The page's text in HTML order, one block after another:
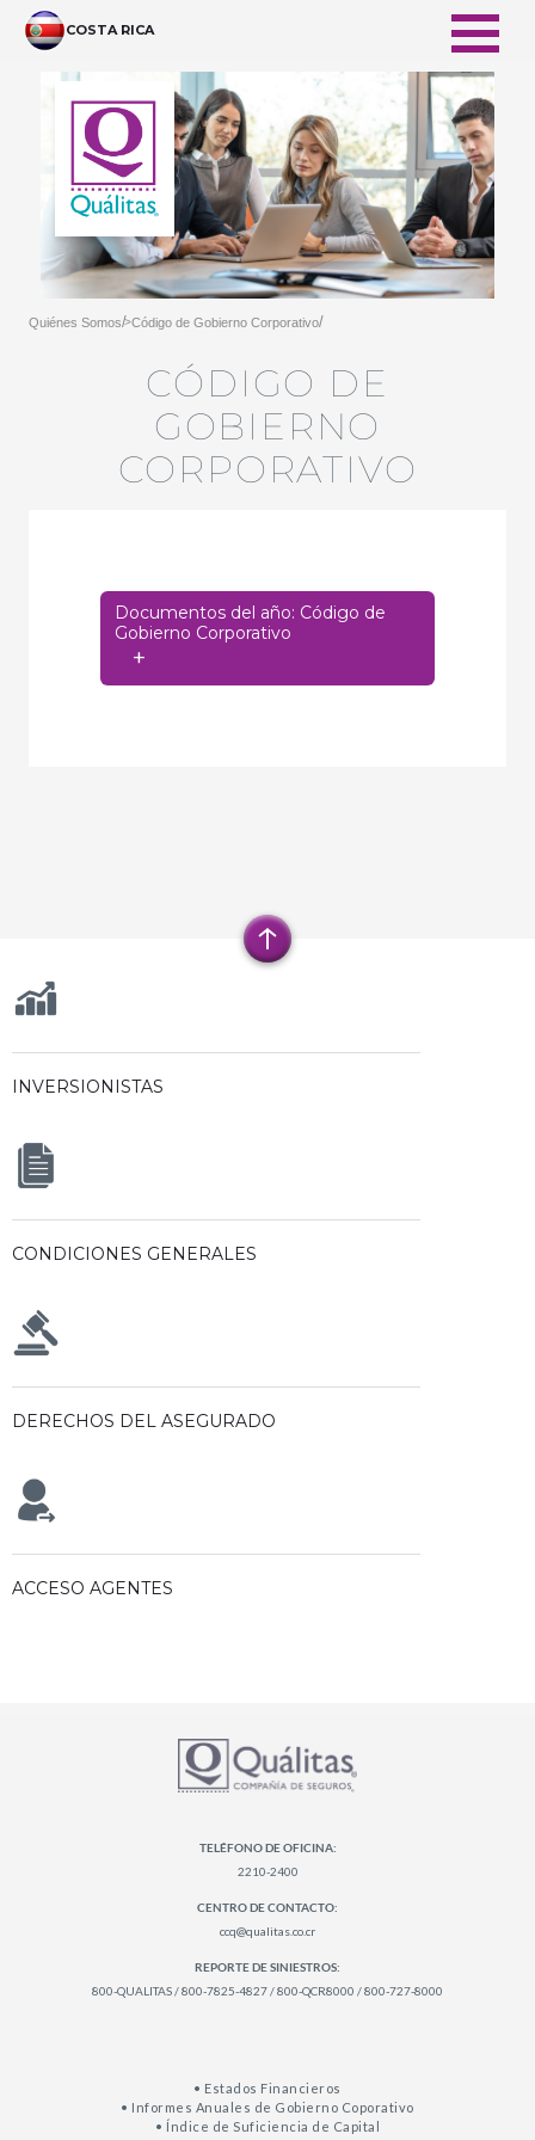
メインコンテンツにスキップ
COSTA RICA
Quiénes Somos/>Código de Gobierno Corporativo/
CÓDIGO DE
GOBIERNO
CORPORATIVO
Documentos del año: Código de
Gobierno Corporativo
+
INVERSIONISTAS
CONDICIONES GENERALES
DERECHOS DEL ASEGURADO
ACCESO AGENTES
TELÉFONO DE OFICINA:
2210-2400
CENTRO DE CONTACTO:
ccq@qualitas.co.cr
REPORTE DE SINIESTROS:
800-QUALITAS / 800-7825-4827 / 800-QCR8000 / 800-727-8000
• Estados Financieros
• Informes Anuales de Gobierno Coporativo
• Índice de Suficiencia de Capital